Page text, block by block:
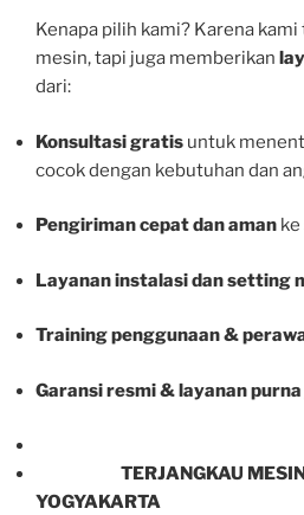
Kenapa pilih kami? Karena
mesin, tapi juga memberikan
dari:
Konsultasi gratis untuk
cocok dengan kebutuhan dan
Pengiriman cepat dan aman
Layanan instalasi dan setting
Training penggunaan &
Garansi resmi & layanan
TERJANGKAU
YOGYAKARTA